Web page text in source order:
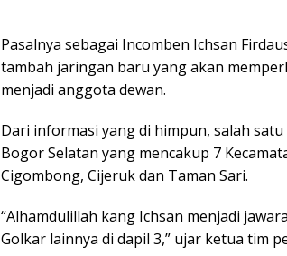
o
k
g
er
p
p
n
k
Pasalnya sebagai Incomben Ichsan
tambah jaringan baru yang akan
menjadi anggota dewan.
Dari informasi yang di himpun, salah
Bogor Selatan yang mencakup 7
Cigombong, Cijeruk dan Taman Sari.
“Alhamdulillah kang Ichsan menjadi
Golkar lainnya di dapil 3,” ujar ketua tim